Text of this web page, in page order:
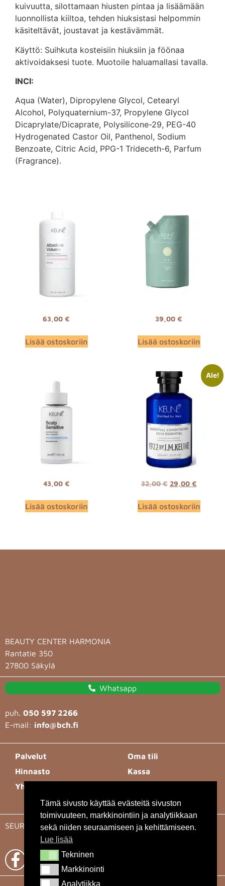
Tämä sivusto käyttää evästeitä sivuston
toimivuuteen, markkinointiin ja analytiikkaan
sekä niiden seuraamiseen ja kehittämiseen.
Lue lisää
TekninenTekninen
MarkkinointiMarkkinointi
AnalytiikkaAnalytiikka
kuivuutta, silottamaan hiusten pintaa ja lisäämään
luonnollista kiiltoa, tehden hiuksistasi helpommin
käsiteltävät, joustavat ja kestävämmät.
Käyttö: Suihkuta kosteisiin hiuksiin ja föönaa
aktivoidaksesi tuote. Muotoile haluamallasi tavalla.
INCI:
Aqua (Water), Dipropylene Glycol, Cetearyl
Alcohol, Polyquaternium-37, Propylene Glycol
Dicaprylate/Dicaprate, Polysilicone-29, PEG-40
Hydrogenated Castor Oil, Panthenol, Sodium
Benzoate, Citric Acid, PPG-1 Trideceth-6, Parfum
(Fragrance).
63,00 €
Lisää ostoskoriin
39,00 €
Lisää ostoskoriin
43,00 €
Lisää ostoskoriin
Ale!
32,00€ 29,00 €
Lisää ostoskoriin
BEAUTY CENTER HARMONIA
Rantatie 350
27800 Säkylä
Whatsapp
puh. 050 597 2266
E-mail: info@bch.fi
Palvelut
Hinnasto
Yhteystiedot
Oma tili
Kassa
Tietosuojaseloste
SEURAA MEITÄ